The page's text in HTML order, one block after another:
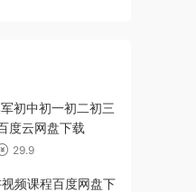
初中初一初二初三
度云网盘下载
29.9
频课程百度网盘下